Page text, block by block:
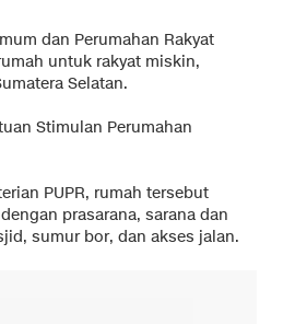
dan Perumahan Rakyat
untuk rakyat miskin,
Selatan.
Stimulan Perumahan
PUPR, rumah tersebut
prasarana, sarana dan
sumur bor, dan akses jalan.